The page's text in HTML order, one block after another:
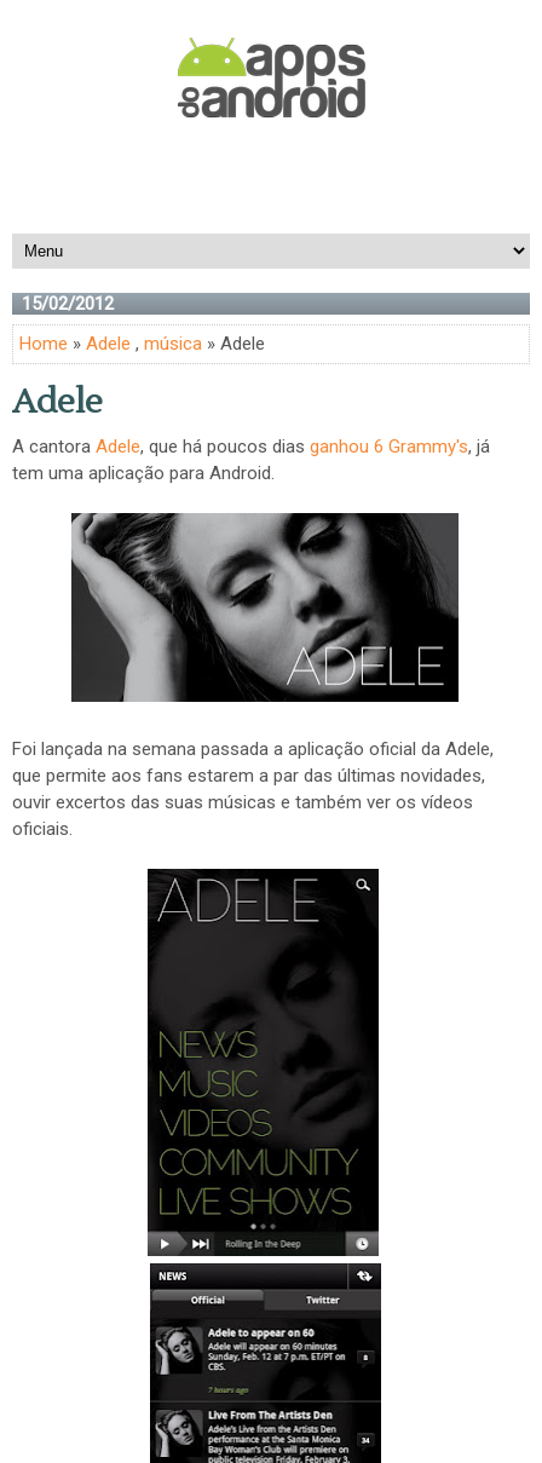
15/02/2012
Home » Adele , música » Adele
Adele
A cantora Adele, que há poucos dias ganhou 6 Grammy's, já
tem uma aplicação para Android.
Foi lançada na semana passada a aplicação oficial da Adele,
que permite aos fans estarem a par das últimas novidades,
ouvir excertos das suas músicas e também ver os vídeos
oficiais.